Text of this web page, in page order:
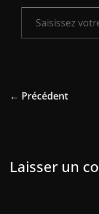
Saisissez votre adresse e-mail…
← Précédent
Laisser un